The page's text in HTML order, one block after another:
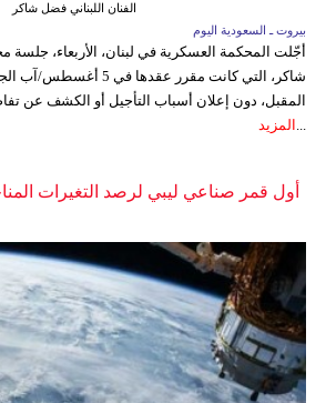
الفنان اللبناني فضل شاكر
بيروت ـ السعودية اليوم
أجّلت المحكمة العسكرية في لبنان، الأربعاء، جلسة
المقبل، دون إعلان أسباب التأجيل أو الكشف عن
... المزيد
أول قمر صناعي ليبي لرصد التغيرات